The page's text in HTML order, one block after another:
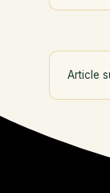
Article